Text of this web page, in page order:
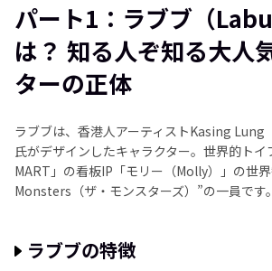
パート2：SNSでの拡散が止まらない
の理由
パート3：Labubu × AIイラスト生
FAQ｜よくある質問
まとめ：Labubuブームに乗って、AI
パート1：ラブブ（
は？ 知る人ぞ知る大人
ターの正体
ラブブは、香港人アーティストKasing Lung
氏がデザインしたキャラクター。世界的トイ
MART」の看板IP「モリー（Molly）」の世
Monsters（ザ・モンスターズ）”の一員です。
ラブブの特徴